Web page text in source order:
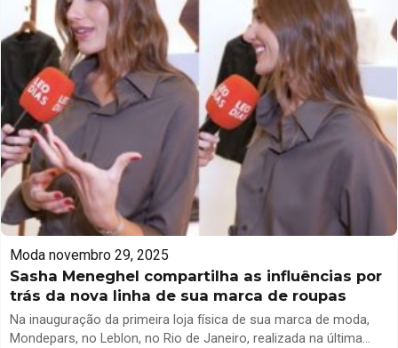
Moda novembro 29, 2025
Sasha Meneghel compartilha as influências por
trás da nova linha de sua marca de roupas
Na inauguração da primeira loja física de sua marca de moda,
Mondepars, no Leblon, no Rio de Janeiro, realizada na última